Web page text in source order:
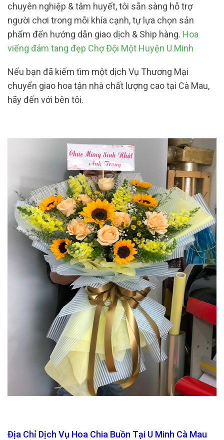
chuyên nghiệp & tâm huyết, tôi sẵn sàng hỗ trợ
người chơi trong mỗi khía cạnh, tự lựa chọn sản
phẩm đến hướng dẫn giao dịch & Ship hàng. Hoa
viếng đám tang đẹp Chợ Đội Một Huyện U Minh
Nếu bạn đã kiếm tìm một dịch Vụ Thương Mại
chuyển giao hoa tận nhà chất lượng cao tại Cà Mau,
hãy đến với bên tôi.
Địa Chỉ Dịch Vụ Hoa Chia Buồn Tại U Minh Cà Mau